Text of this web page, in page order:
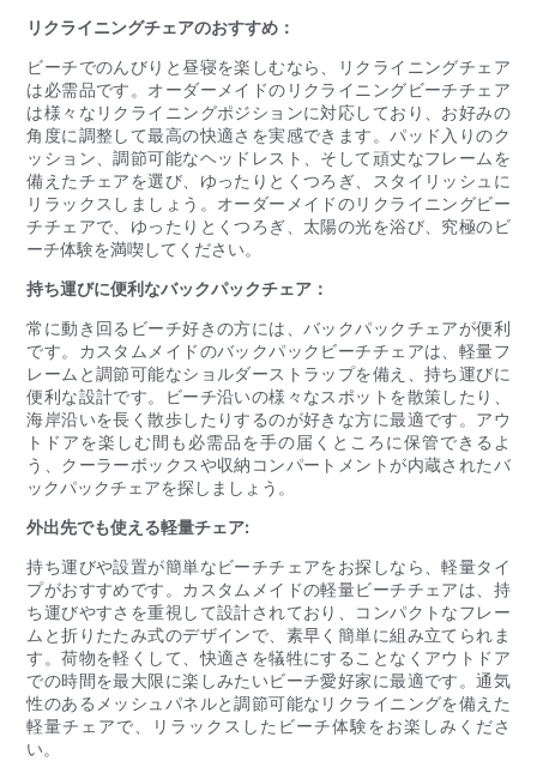
リクライニングチェアのおすすめ：
ビーチでのんびりと昼寝を楽しむなら、リクライニングチェア
は必需品です。オーダーメイドのリクライニングビーチチェア
は様々なリクライニングポジションに対応しており、お好みの
角度に調整して最高の快適さを実感できます。パッド入りのク
ッション、調節可能なヘッドレスト、そして頑丈なフレームを
備えたチェアを選び、ゆったりとくつろぎ、スタイリッシュに
リラックスしましょう。オーダーメイドのリクライニングビー
チチェアで、ゆったりとくつろぎ、太陽の光を浴び、究極のビ
ーチ体験を満喫してください。
持ち運びに便利なバックパックチェア：
常に動き回るビーチ好きの方には、バックパックチェアが便利
です。カスタムメイドのバックパックビーチチェアは、軽量フ
レームと調節可能なショルダーストラップを備え、持ち運びに
便利な設計です。ビーチ沿いの様々なスポットを散策したり、
海岸沿いを長く散歩したりするのが好きな方に最適です。アウ
トドアを楽しむ間も必需品を手の届くところに保管できるよ
う、クーラーボックスや収納コンパートメントが内蔵されたバ
ックパックチェアを探しましょう。
外出先でも使える軽量チェア:
持ち運びや設置が簡単なビーチチェアをお探しなら、軽量タイ
プがおすすめです。カスタムメイドの軽量ビーチチェアは、持
ち運びやすさを重視して設計されており、コンパクトなフレー
ムと折りたたみ式のデザインで、素早く簡単に組み立てられま
す。荷物を軽くして、快適さを犠牲にすることなくアウトドア
での時間を最大限に楽しみたいビーチ愛好家に最適です。通気
性のあるメッシュパネルと調節可能なリクライニングを備えた
軽量チェアで、リラックスしたビーチ体験をお楽しみくださ
い。